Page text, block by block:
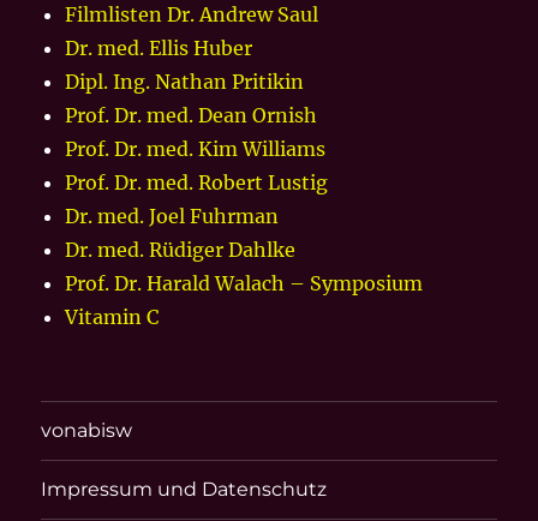
Filmlisten Dr. Andrew Saul
Dr. med. Ellis Huber
Dipl. Ing. Nathan Pritikin
Prof. Dr. med. Dean Ornish
Prof. Dr. med. Kim Williams
Prof. Dr. med. Robert Lustig
Dr. med. Joel Fuhrman
Dr. med. Rüdiger Dahlke
Prof. Dr. Harald Walach – Symposium
Vitamin C
vonabisw
Impressum und Datenschutz